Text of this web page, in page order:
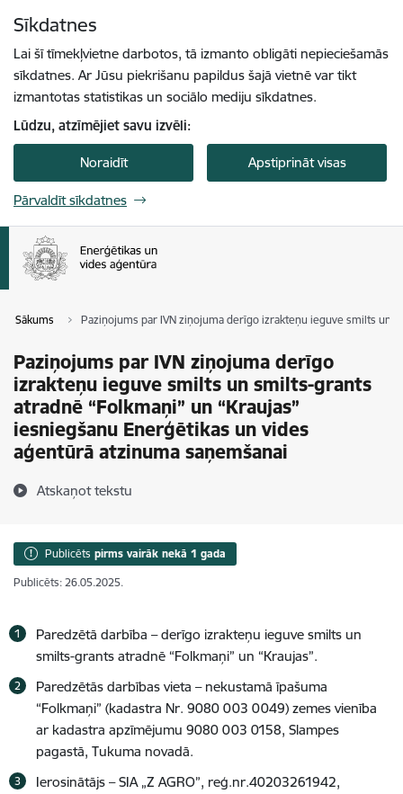
Sīkdatnes
Lai šī tīmekļvietne darbotos, tā izmanto obligāti nepieciešamās
sīkdatnes. Ar Jūsu piekrišanu papildus šajā vietnē var tikt
izmantotas statistikas un sociālo mediju sīkdatnes.
Lūdzu, atzīmējiet savu izvēli:
Noraidīt Apstiprināt visas
Pārvaldīt sīkdatnes
Sākums Paziņojums par IVN ziņojuma derīgo izrakteņu ieguve smilts un
Paziņojums par IVN ziņojuma derīgo
izrakteņu ieguve smilts un smilts-grants
atradnē “Folkmaņi” un “Kraujas”
iesniegšanu Enerģētikas un vides
aģentūrā atzinuma saņemšanai
Atskaņot tekstu
Publicēts pirms vairāk nekā 1 gada
Publicēts: 26.05.2025.
Paredzētā darbība – derīgo izrakteņu ieguve smilts un
smilts-grants atradnē “Folkmaņi” un “Kraujas”.
Paredzētās darbības vieta – nekustamā īpašuma
“Folkmaņi” (kadastra Nr. 9080 003 0049) zemes vienība
ar kadastra apzīmējumu 9080 003 0158, Slampes
pagastā, Tukuma novadā.
Ierosinātājs –SIA „Z AGRO”, reģ.nr.40203261942,